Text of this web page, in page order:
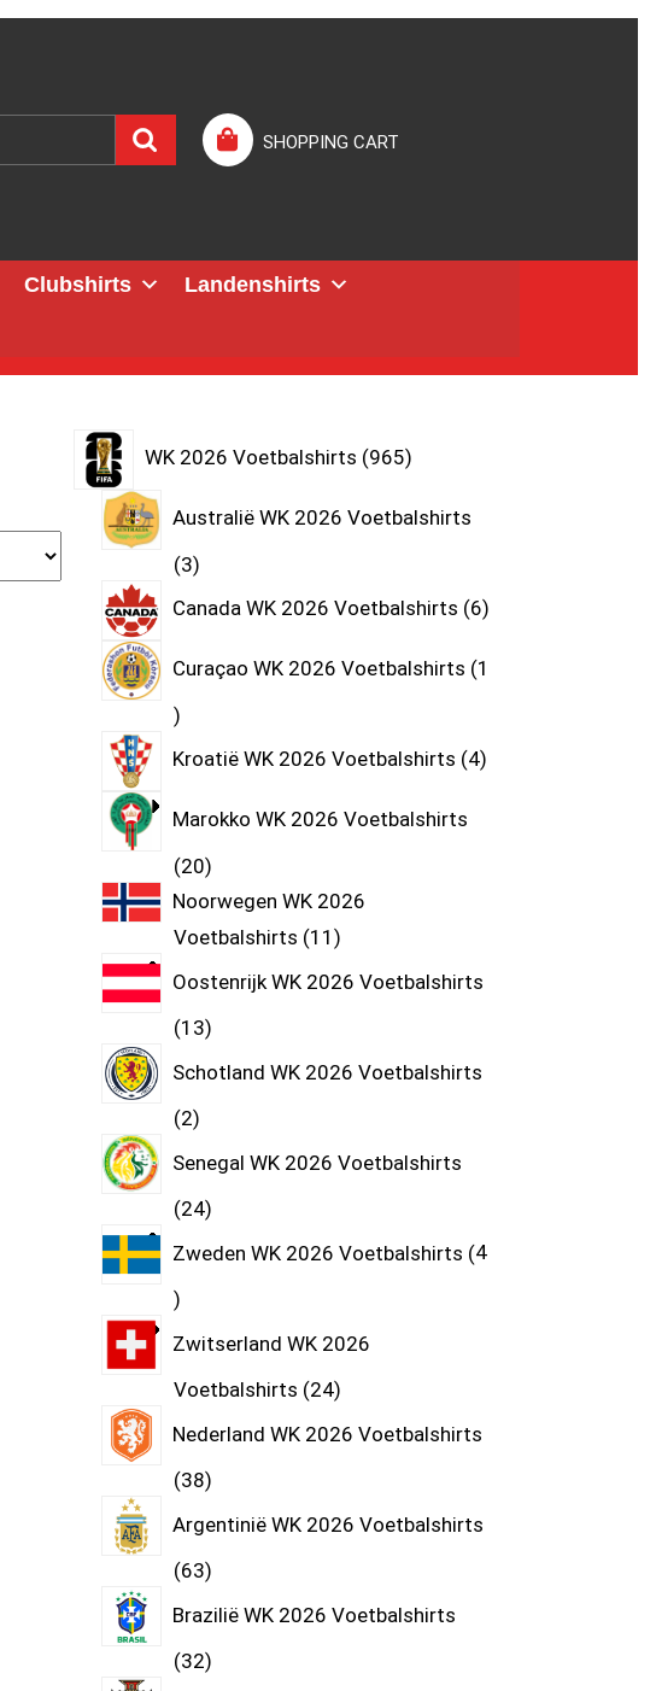
SHOPPING CART
Clubshirts
Landenshirts
WK 2026 Voetbalshirts 965
Australië WK 2026 Voetbalshirts
3
Canada WK 2026 Voetbalshirts 6
Curaçao WK 2026 Voetbalshirts 1
Kroatië WK 2026 Voetbalshirts 4
Marokko WK 2026 Voetbalshirts
20
Noorwegen WK 2026
Voetbalshirts 11
Oostenrijk WK 2026 Voetbalshirts
13
Schotland WK 2026 Voetbalshirts
2
Senegal WK 2026 Voetbalshirts
24
Zweden WK 2026 Voetbalshirts 4
Zwitserland WK 2026
Voetbalshirts 24
Nederland WK 2026 Voetbalshirts
38
Argentinië WK 2026 Voetbalshirts
63
Brazilië WK 2026 Voetbalshirts
32